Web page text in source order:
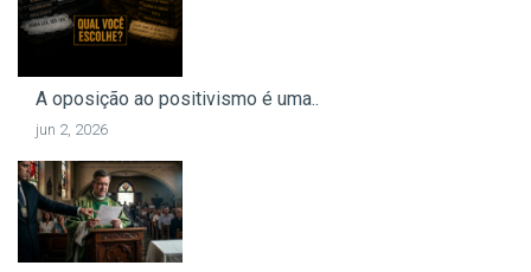
A oposição ao positivismo é uma..
jun 2, 2026